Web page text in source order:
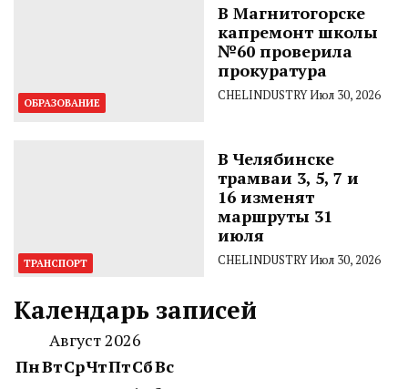
ОБРАЗОВАНИЕ
В Магнитогорске
капремонт школы
№60 проверила
прокуратура
CHELINDUSTRYИюл 30, 2026
ТРАНСПОРТ
В Челябинске
трамваи 3, 5, 7 и
16 изменят
маршруты 31
июля
CHELINDUSTRYИюл 30, 2026
Календарь записей
Август 2026
ПнВтСрЧтПтСбВс